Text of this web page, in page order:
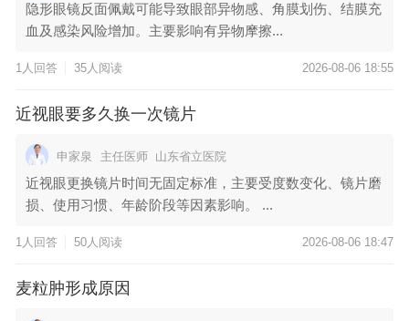
隐形眼镜反面佩戴可能导致眼部异物感、角膜划伤、结膜充
血及感染风险增加。主要影响有异物摩擦...
1人回答 35人阅读 2026-08-06 18:55
近视眼要多久换一次镜片
申家泉 主任医师 山东省立医院
近视眼更换镜片时间无固定标准，主要受度数变化、镜片磨
损、使用习惯、年龄阶段等因素影响。 ...
1人回答 50人阅读 2026-08-06 18:47
麦粒肿形成原因